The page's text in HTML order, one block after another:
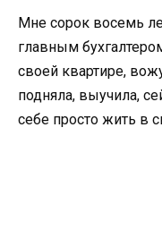
Мне сорок восемь
главным
своей квартире,
подняла, выучила,
себе просто жить в